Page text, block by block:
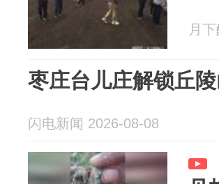
月
枣庄台儿庄解锁丘
闪电新闻 2026-08-08